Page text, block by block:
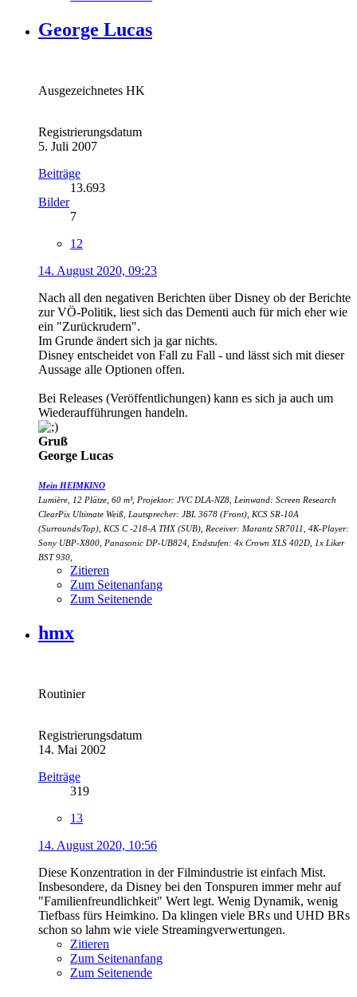
George Lucas
Ausgezeichnetes HK
Registrierungsdatum
5. Juli 2007
Beiträge
13.693
Bilder
7
12
14. August 2020, 09:23
Nach all den negativen Berichten über Disney ob der Berichte
zur VÖ-Politik, liest sich das Dementi auch für mich eher wie
ein "Zurückrudern".
Im Grunde ändert sich ja gar nichts.
Disney entscheidet von Fall zu Fall - und lässt sich mit dieser
Aussage alle Optionen offen.
Bei Releases (Veröffentlichungen) kann es sich ja auch um
Wiederaufführungen handeln.
Gruß
George Lucas
Mein HEIMKINO
Lumière, 12 Plätze, 60 m³, Projektor: JVC DLA-NZ8, Leinwand: Screen Research
ClearPix Ultimate Weiß, Lautsprecher: JBL 3678 (Front), KCS SR-10A
(Surrounds/Top), KCS C -218-A THX (SUB), Receiver: Marantz SR7011, 4K-Player:
Sony UBP-X800, Panasonic DP-UB824, Endstufen: 4x Crown XLS 402D, 1x Liker
BST 930,
Zitieren
Zum Seitenanfang
Zum Seitenende
hmx
Routinier
Registrierungsdatum
14. Mai 2002
Beiträge
319
13
14. August 2020, 10:56
Diese Konzentration in der Filmindustrie ist einfach Mist.
Insbesondere, da Disney bei den Tonspuren immer mehr auf
"Familienfreundlichkeit" Wert legt. Wenig Dynamik, wenig
Tiefbass fürs Heimkino. Da klingen viele BRs und UHD BRs
schon so lahm wie viele Streamingverwertungen.
Zitieren
Zum Seitenanfang
Zum Seitenende